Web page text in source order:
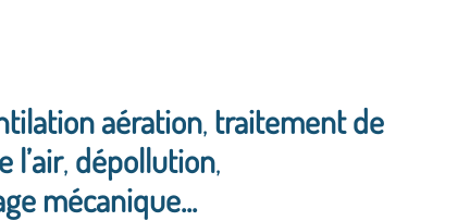
aération, traitement de
l’air, dépollution,
mécanique...